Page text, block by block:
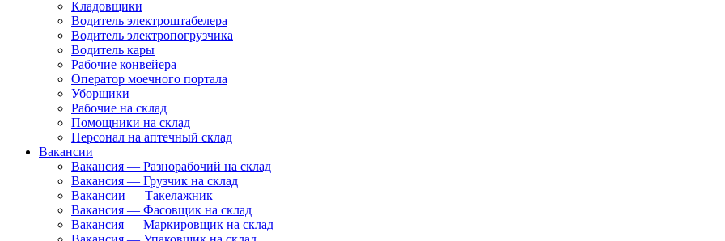
Кладовщики
Водитель электроштабелера
Водитель электропогрузчика
Водитель кары
Рабочие конвейера
Оператор моечного портала
Уборщики
Рабочие на склад
Помощники на склад
Персонал на аптечный склад
Вакансии
Вакансия — Разнорабочий на склад
Вакансия — Грузчик на склад
Вакансии — Такелажник
Вакансия — Фасовщик на склад
Вакансия — Маркировщик на склад